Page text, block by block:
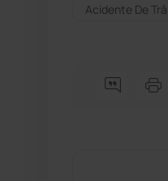
Acidente De